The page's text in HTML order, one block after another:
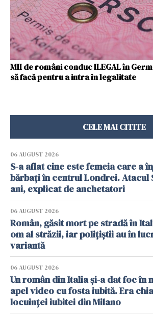
MII de români conduc ILEGAL în
să facă pentru a intra în legalitate
CELE MAI CITITE
06 AUGUST 2026
S-a aflat cine este femeia care a
bărbați în centrul Londrei. Atacul
ani, explicat de anchetatori
06 AUGUST 2026
Român, găsit mort pe stradă în
om al străzii, iar polițiștii au în
variantă
06 AUGUST 2026
Un român din Italia și-a dat foc în
apel video cu fosta iubită. Era
locuinței iubitei din Milano